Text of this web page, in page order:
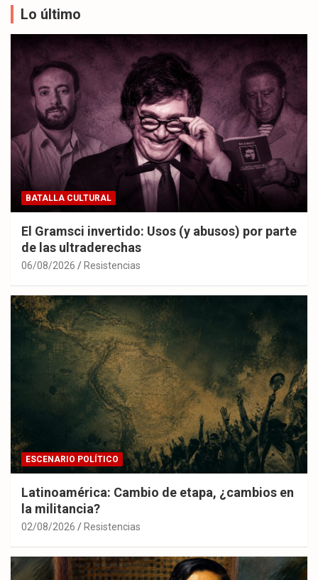
Lo último
BATALLA CULTURAL
El Gramsci invertido: Usos (y abusos) por parte
de las ultraderechas
06/08/2026 Resistencias
ESCENARIO POLÍTICO
Latinoamérica: Cambio de etapa, ¿cambios en
la militancia?
02/08/2026 Resistencias